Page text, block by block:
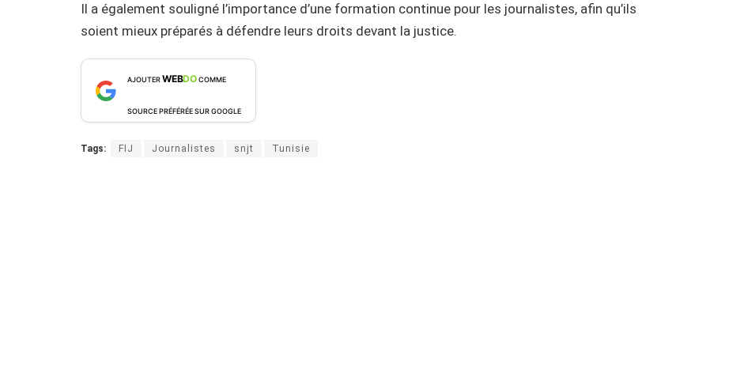
Il a également souligné l’importance d’une formation continue pour les journalistes, afin qu’ils
soient mieux préparés à défendre leurs droits devant la justice.
AJOUTERWEBDOCOMME
SOURCE PRÉFÉRÉE SUR GOOGLE
Tags: FIJ Journalistes snjt Tunisie